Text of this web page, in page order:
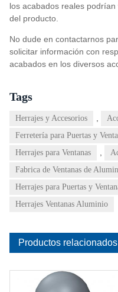
los acabados reales
del producto.
No dude en contactarnos
solicitar información con
acabados en los diversos
Tags
Herrajes y Accesorios
Ferretería para Puertas y
Herrajes para Ventanas
Fabrica de Ventanas de
Herrajes para Puertas y
Herrajes Ventanas Aluminio
Productos relacionados